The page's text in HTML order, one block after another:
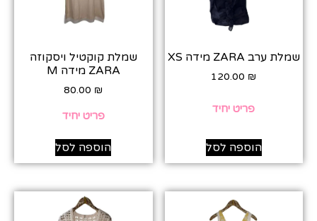
שמלת ערב ZARA מידה XS
120.00 ₪
פריט יחיד
הוספה לסל
שמלת קוקטיל ויסקוזה
ZARA מידה M
80.00 ₪
פריט יחיד
הוספה לסל